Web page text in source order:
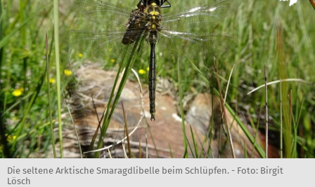
Die seltene Arktische Smaragdlibelle beim Schlüpfen. - Foto: Birgit
Lösch